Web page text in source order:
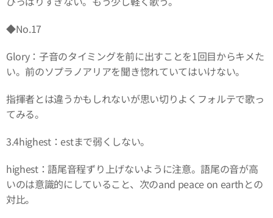
◆No.17
Glory：子音のタイミングを前に出すことを1回目からキメた
い。前のソプラノアリアを聞き惚れていてはいけない。
指揮者とは違うかもしれないが思い切りよくフォルテで歌っ
てみる。
3.4highest：estまで弱くしない。
highest：語尾音程ずり上げないように注意。語尾の音が高
いのは意識的にしていること、次のand peace on earthとの
対比。